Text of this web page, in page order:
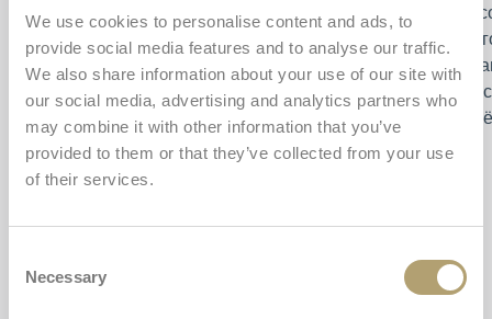
We use cookies to personalise content and ads, to
provide social media features and to analyse our traffic.
We also share information about your use of our site with
our social media, advertising and analytics partners who
may combine it with other information that you’ve
provided to them or that they’ve collected from your use
of their services.
Selection
Necessary
Darwin Next Stage i-Size — это автомобильное
кресло для использования на базе Darwin (360°
i-Size или i-Size), которое сопровождает вашего
ребёнка с рождения до 4 лет. В сочетании с
базой оно одобрено в соответствии с
регламентом ECE R129/03 i-Size для детей
ростом от 40 до 105 см. База не входит в